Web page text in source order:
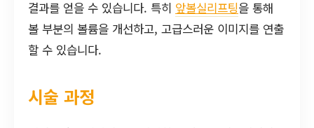
결과를 얻을 수 있습니다. 특히 앞볼실리프팅을 통해
볼 부분의 볼륨을 개선하고, 고급스러운 이미지를 연출
할 수 있습니다.
시술 과정